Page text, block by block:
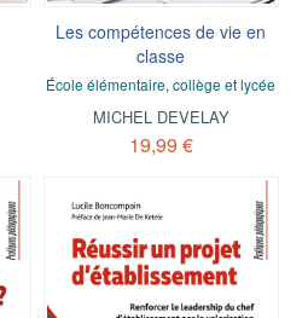
Les compétences de vie en
classe
École élémentaire, collège et lycée
MICHEL DEVELAY
19,99 €